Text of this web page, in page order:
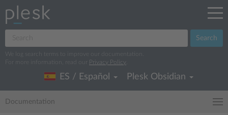
Search
We log search terms to improve our documentation.
For more information, read our
Privacy Policy
ES / Español Plesk Obsidian
Documentation